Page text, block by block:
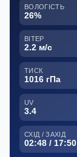
ВОЛОГІСТЬ
26%
ВІТЕР
2.2 м/с
ТИСК
1016 гПа
UV
3.4
СХІД / ЗАХІД
02:48 / 17:50